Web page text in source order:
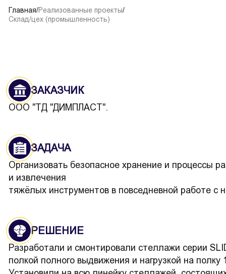
Главная/Реализованные проекты/
Склад/цех (промышленность)
ЗАКАЗЧИК
ООО "ТД "ДИМПЛАСТ".
ЗАДАЧА
Организовать безопасное хранение и процессы
и извлечения
тяжёлых инструментов в повседневной работе с
РЕШЕНИЕ
Разработали и смонтировали стеллажи серии
полкой полного выдвижения и нагрузкой на полку